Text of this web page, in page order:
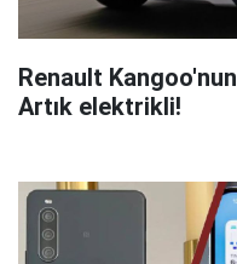
Renault
Artık elektrikli!